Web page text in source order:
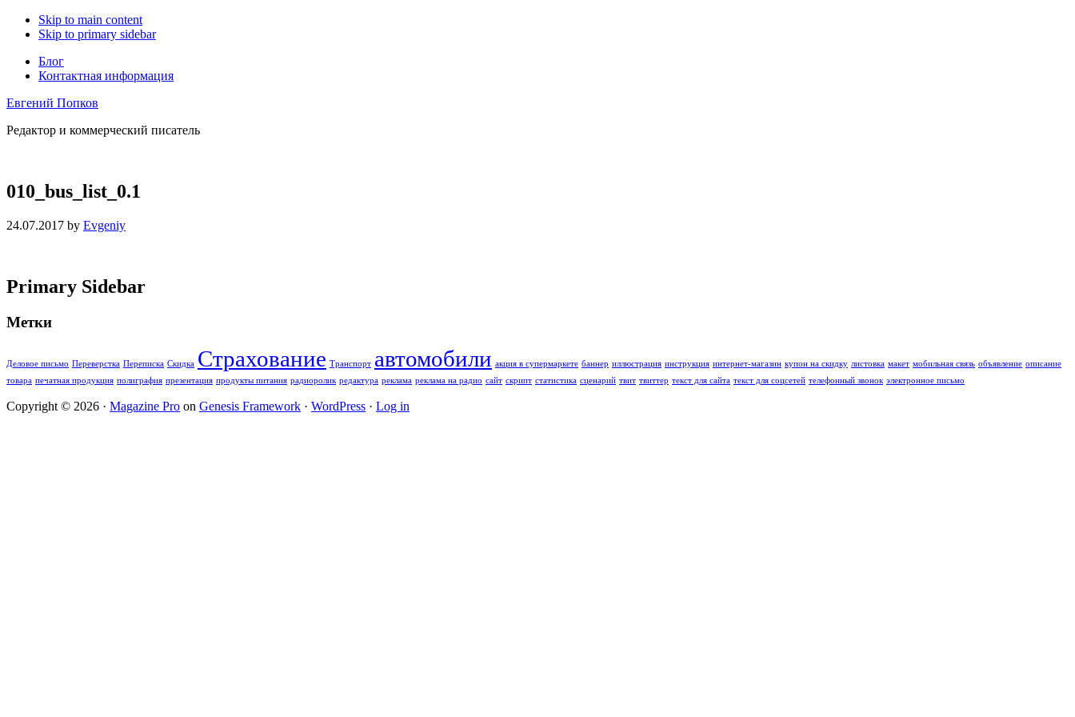
Skip to main content
Skip to primary sidebar
Блог
Контактная информация
Евгений Попков
Редактор и коммерческий писатель
010_bus_list_0.1
24.07.2017 by Evgeniy
Primary Sidebar
Метки
Деловое письмо Переверстка Переписка Скидка Страхование Транспорт автомобили акция в супермаркете баннер иллюстрация инструкция интернет-магазин купон на скидку листовка макет мобильная связь объявление описание
товара печатная продукция полиграфия презентация продукты питания радиоролик редактура реклама реклама на радио сайт скрипт статистика сценарий твит твиттер текст для сайта текст для соцсетей телефонный звонок электронное письмо
Copyright © 2026 · Magazine Pro on Genesis Framework · WordPress · Log in